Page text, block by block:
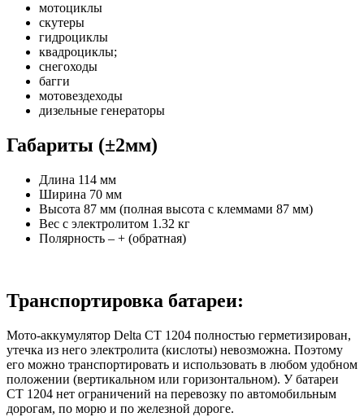
мотоциклы
скутеры
гидроциклы
квадроциклы;
снегоходы
багги
мотовездеходы
дизельные генераторы
Габариты (±2мм)
Длина 114 мм
Ширина 70 мм
Высота 87 мм (полная высота с клеммами 87 мм)
Вес с электролитом 1.32 кг
Полярность – + (обратная)
Транспортировка батареи:
Мото-аккумулятор Delta CT 1204 полностью герметизирован,
утечка из него электролита (кислоты) невозможна. Поэтому
его можно транспортировать и использовать в любом удобном
положении (вертикальном или горизонтальном). У батареи
CT 1204 нет ограничений на перевозку по автомобильным
дорогам, по морю и по железной дороге.